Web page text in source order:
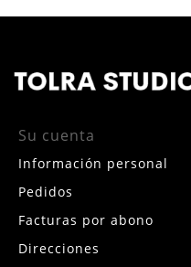
Su cuenta
Información personal
Pedidos
Facturas por abono
Direcciones